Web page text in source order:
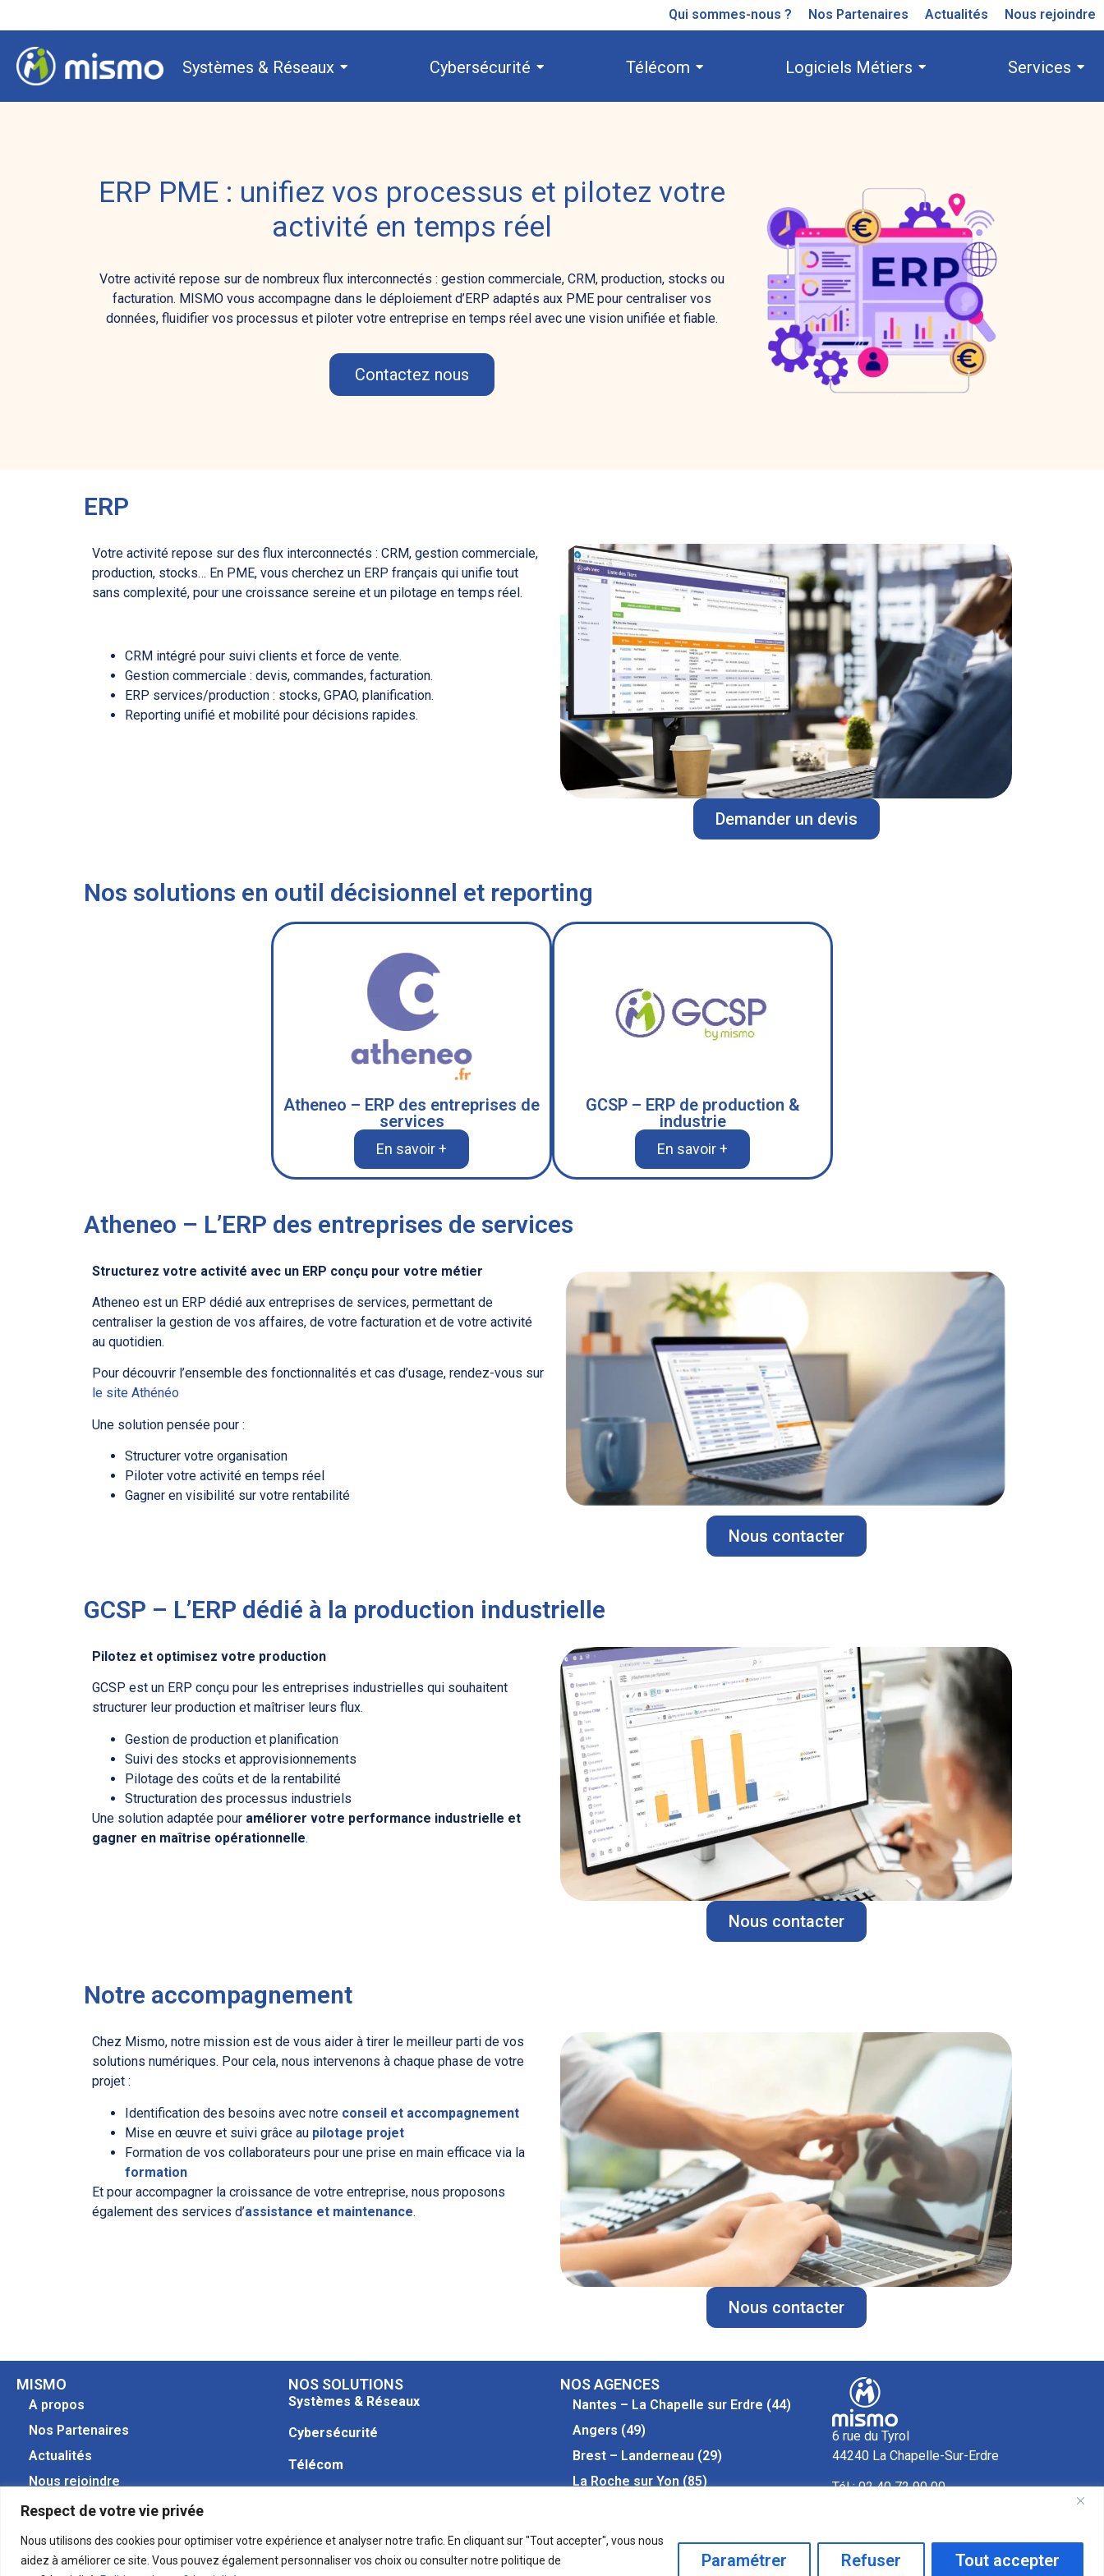
Respect de votre vie privée
Nous utilisons des cookies pour optimiser votre expérience et analyser notre trafic. En cliquant sur "Tout accepter", vous nous
aidez à améliorer ce site. Vous pouvez également personnaliser vos choix ou consulter notre politique de
Paramétrer Refuser Tout accepter
Qui sommes-nous ? Nos Partenaires Actualités Nous rejoindre
Systèmes & Réseaux Cybersécurité Télécom Logiciels Métiers Services
ERP PME : unifiez vos processus et pilotez votre
activité en temps réel
Votre activité repose sur de nombreux flux interconnectés : gestion commerciale, CRM, production, stocks ou
facturation. MISMO vous accompagne dans le déploiement d’ERP adaptés aux PME pour centraliser vos
données, fluidifier vos processus et piloter votre entreprise en temps réel avec une vision unifiée et fiable.
Contactez nous
ERP
Votre activité repose sur des flux interconnectés : CRM, gestion commerciale,
production, stocks… En PME, vous cherchez un ERP français qui unifie tout
sans complexité, pour une croissance sereine et un pilotage en temps réel.
CRM intégré pour suivi clients et force de vente.
Gestion commerciale : devis, commandes, facturation.
ERP services/production : stocks, GPAO, planification.
Reporting unifié et mobilité pour décisions rapides.
Demander un devis
Nos solutions en outil décisionnel et reporting
Atheneo – ERP des entreprises de
services
En savoir +
GCSP – ERP de production &
industrie
En savoir +
Atheneo – L’ERP des entreprises de services
Structurez votre activité avec un ERP conçu pour votre métier
Atheneo est un ERP dédié aux entreprises de services, permettant de
centraliser la gestion de vos affaires, de votre facturation et de votre activité
au quotidien.
Pour découvrir l’ensemble des fonctionnalités et cas d’usage, rendez-vous sur
le site Athénéo
Une solution pensée pour :
Structurer votre organisation
Piloter votre activité en temps réel
Gagner en visibilité sur votre rentabilité
Nous contacter
GCSP – L’ERP dédié à la production industrielle
Pilotez et optimisez votre production
GCSP est un ERP conçu pour les entreprises industrielles qui souhaitent
structurer leur production et maîtriser leurs flux.
Gestion de production et planification
Suivi des stocks et approvisionnements
Pilotage des coûts et de la rentabilité
Structuration des processus industriels
Une solution adaptée pour améliorer votre performance industrielle et
gagner en maîtrise opérationnelle.
Nous contacter
Notre accompagnement
Chez Mismo, notre mission est de vous aider à tirer le meilleur parti de vos
solutions numériques. Pour cela, nous intervenons à chaque phase de votre
projet :
Identification des besoins avec notre conseil et accompagnement
Mise en œuvre et suivi grâce au pilotage projet
Formation de vos collaborateurs pour une prise en main efficace via la
formation
Et pour accompagner la croissance de votre entreprise, nous proposons
également des services d’assistance et maintenance.
Nous contacter
MISMO
A propos
Nos Partenaires
Actualités
Nous rejoindre
Contact
NOS SOLUTIONS
Systèmes & Réseaux
Cybersécurité
Télécom
NOS AGENCES
Nantes – La Chapelle sur Erdre (44)
Angers (49)
Brest – Landerneau (29)
La Roche sur Yon (85)
Toulouse – Labège (31)
6 rue du Tyrol
44240 La Chapelle-Sur-Erdre
Tél :02 40 72 90 00